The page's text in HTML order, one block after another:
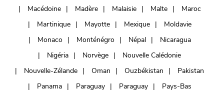
Macédoine
Madère Malaisie Malte
Maroc
Martinique
Mayotte Mexique
Moldavie
Monaco
Monténégro Népal
Nicaragua
Nigéria
Norvège
Nouvelle Calédonie
Nouvelle-Zélande
Oman Ouzbékistan
Pakistan
Panama
Paraguay Paraguay
Pays-Bas